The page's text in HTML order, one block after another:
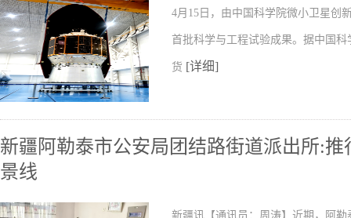
4月15日，由中国科学院微小卫星创
首批科学与工程试验成果。据中国
货 [详细]
新疆阿勒泰市公安局团结路街道派出所:推
景线
新疆讯【通讯员：周涛】近期，阿